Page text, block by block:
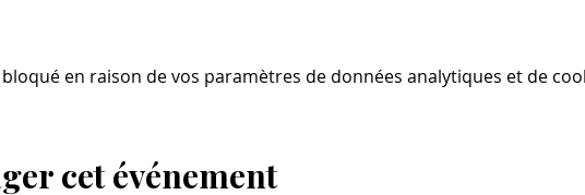
en raison de vos paramètres de données analytiques et de
cet événement